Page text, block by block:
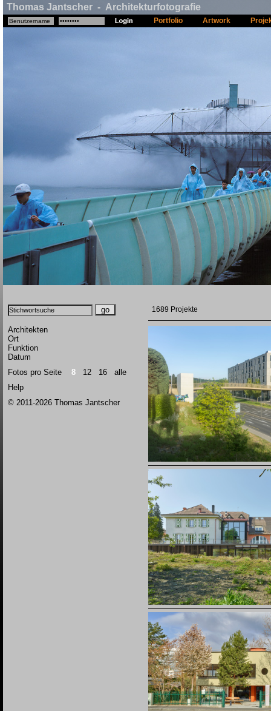
Thomas Jantscher - Architekturfotografie
Portfolio Artwork
Architekten
Ort
Funktion
Datum
Fotos pro Seite 8 12 16
alle
Help
© 2011-2026 Thomas Jantscher
1689 Projekte